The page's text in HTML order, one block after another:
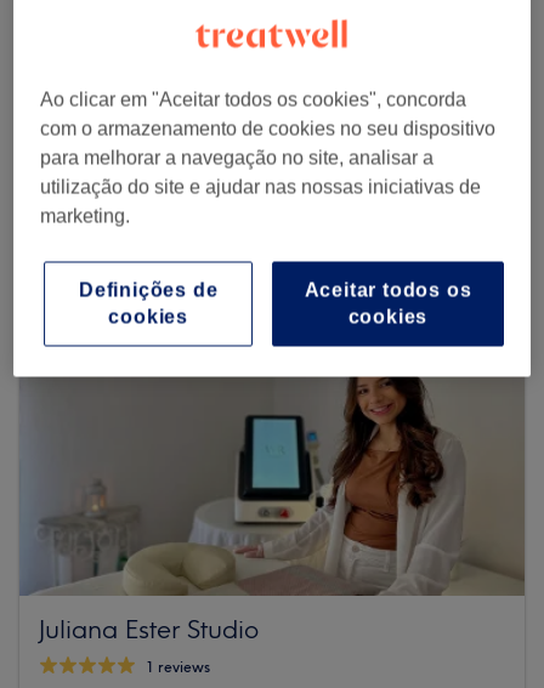
Procurar Treatwell
Juliana Ester Studio
1 reviews
Ao clicar em "Aceitar todos os cookies", concorda
com o armazenamento de cookies no seu dispositivo
para melhorar a navegação no site, analisar a
utilização do site e ajudar nas nossas iniciativas de
marketing.
Aceitar todos os
cookies
Definições de
cookies